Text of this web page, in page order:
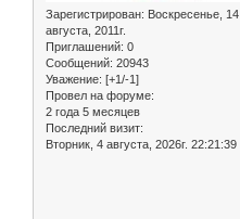
Зарегистрирован: Воскресенье, 14
августа, 2011г.
Приглашений: 0
Сообщений: 20943
Уважение: [+1/-1]
Провел на форуме:
2 года 5 месяцев
Последний визит:
Вторник, 4 августа, 2026г. 22:21:39